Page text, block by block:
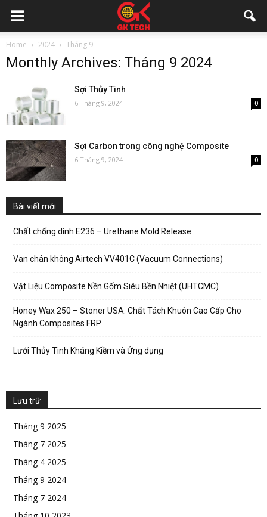
Home 2024 Tháng 9
Monthly Archives: Tháng 9 2024
Sợi Thủy Tinh
6 Tháng 9, 2024 0
Sợi Carbon trong công nghệ Composite
6 Tháng 9, 2024 0
Bài viết mới
Chất chống dính E236 – Urethane Mold Release
Van chân không Airtech VV401C (Vacuum Connections)
Vật Liệu Composite Nền Gốm Siêu Bền Nhiệt (UHTCMC)
Honey Wax 250 – Stoner USA: Chất Tách Khuôn Cao Cấp Cho
Ngành Composites FRP
Lưới Thủy Tinh Kháng Kiềm và Ứng dụng
Lưu trữ
Tháng 9 2025
Tháng 7 2025
Tháng 4 2025
Tháng 9 2024
Tháng 7 2024